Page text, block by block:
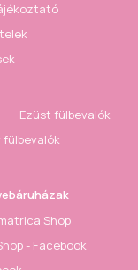
Ezüst fülbevalók
fülbevalók
Shop
- Facebook